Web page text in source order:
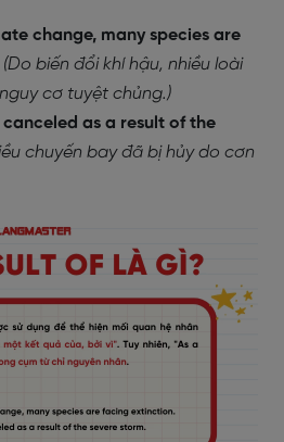
change, many species are
(Do biến đổi khí hậu, nhiều loài
cơ tuyệt chủng.)
canceled as a result of the
chuyến bay đã bị hủy do cơn